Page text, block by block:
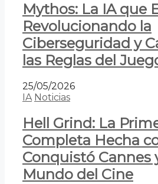
Mythos: La IA que
Revolucionando la
Ciberseguridad y
las Reglas del
25/05/2026
IA Noticias
Hell Grind: La
Completa Hecha
Conquistó Cannes
Mundo del Cine